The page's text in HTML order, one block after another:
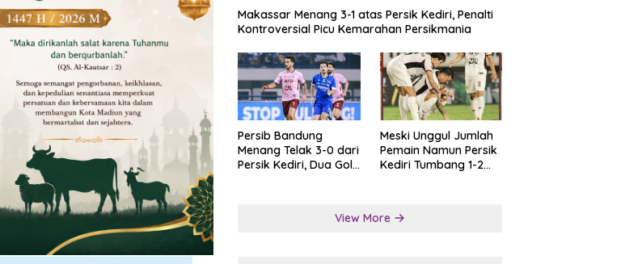
Makassar Menang 3-1 atas Persik Kediri, Penalti
Kontroversial Picu Kemarahan Persikmania
Persib Bandung
Menang Telak 3-0 dari
Persik Kediri, Dua Gol
Meski Unggul Jumlah
Pemain Namun Persik
Kediri Tumbang 1-2
View More